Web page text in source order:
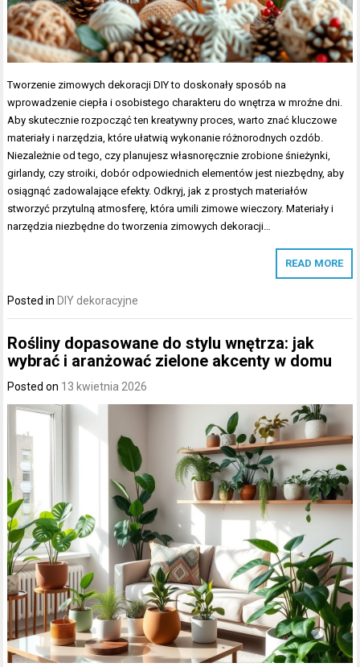
Tworzenie zimowych dekoracji DIY to doskonały sposób na
wprowadzenie ciepła i osobistego charakteru do wnętrza w mroźne dni.
Aby skutecznie rozpocząć ten kreatywny proces, warto znać kluczowe
materiały i narzędzia, które ułatwią wykonanie różnorodnych ozdób.
Niezależnie od tego, czy planujesz własnoręcznie zrobione śnieżynki,
girlandy, czy stroiki, dobór odpowiednich elementów jest niezbędny, aby
osiągnąć zadowalające efekty. Odkryj, jak z prostych materiałów
stworzyć przytulną atmosferę, która umili zimowe wieczory. Materiały i
narzędzia niezbędne do tworzenia zimowych dekoracji…
READ MORE
Posted in DIY dekoracyjne
Rośliny dopasowane do stylu wnętrza: jak
wybrać i aranżować zielone akcenty w domu
Posted on 13 kwietnia 2026